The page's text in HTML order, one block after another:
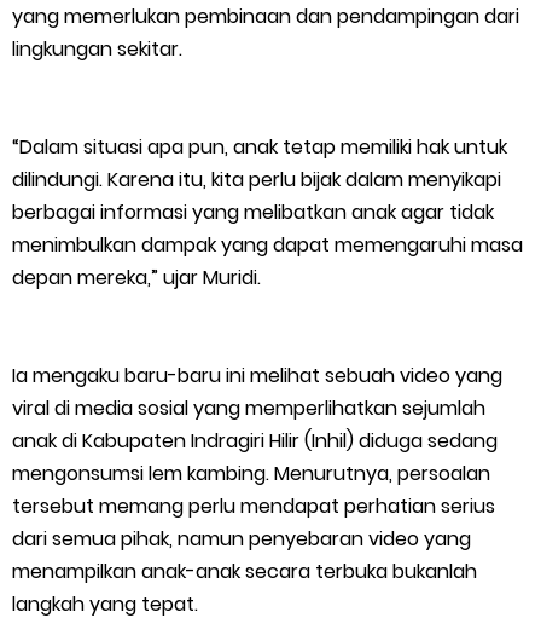
Dorong Lahirnya Atlet Berprestasi
Generasi Emas Indonesia 2045
Kepulauan Meranti Borong Tiga Prestasi di ADUJAK GenRe Riau
2026, Duta Putra Raih Juara Pertama
Bidang Ekonomi, Pendidikan, dan Pariwisata
Bencana Terus Mengancam, Pembangunan Jalan Tol
Bukittinggi–Padang Panjang–Sicincin Sangat Mendesak
Green Policing Goes to School, Ketua Bhayangkari Cabang
yang memerlukan pembinaan dan pendampingan dari
lingkungan sekitar.
“Dalam situasi apa pun, anak tetap memiliki hak untuk
dilindungi. Karena itu, kita perlu bijak dalam menyikapi
berbagai informasi yang melibatkan anak agar tidak
menimbulkan dampak yang dapat memengaruhi masa
depan mereka,” ujar Muridi.
Ia mengaku baru-baru ini melihat sebuah video yang
viral di media sosial yang memperlihatkan sejumlah
anak di Kabupaten Indragiri Hilir (Inhil) diduga sedang
mengonsumsi lem kambing. Menurutnya, persoalan
tersebut memang perlu mendapat perhatian serius
dari semua pihak, namun penyebaran video yang
menampilkan anak-anak secara terbuka bukanlah
langkah yang tepat.